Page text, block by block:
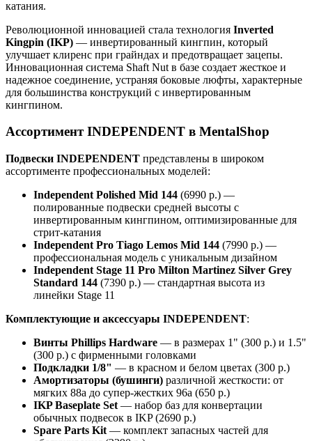
катания.
Революционной инновацией стала технология Inverted
Kingpin (IKP) — инвертированный кингпин, который
улучшает клиренс при грайндах и предотвращает зацепы.
Инновационная система Shaft Nut в базе создает жесткое и
надежное соединение, устраняя боковые люфты, характерные
для большинства конструкций с инвертированным
кингпином.
Ассортимент INDEPENDENT в MentalShop
Подвески INDEPENDENT представлены в широком
ассортименте профессиональных моделей:
Independent Polished Mid 144 (6990 р.) —
полированные подвески средней высоты с
инвертированным кингпином, оптимизированные для
стрит-катания
Independent Pro Tiago Lemos Mid 144 (7990 р.) —
профессиональная модель с уникальным дизайном
Independent Stage 11 Pro Milton Martinez Silver Grey
Standard 144 (7390 р.) — стандартная высота из
линейки Stage 11
Комплектующие и аксессуары INDEPENDENT:
Винты Phillips Hardware — в размерах 1" (300 р.) и 1.5"
(300 р.) с фирменными головками
Подкладки 1/8" — в красном и белом цветах (300 р.)
Амортизаторы (бушинги) различной жесткости: от
мягких 88a до супер-жестких 96a (650 р.)
IKP Baseplate Set — набор баз для конвертации
обычных подвесок в IKP (2690 р.)
Spare Parts Kit — комплект запасных частей для